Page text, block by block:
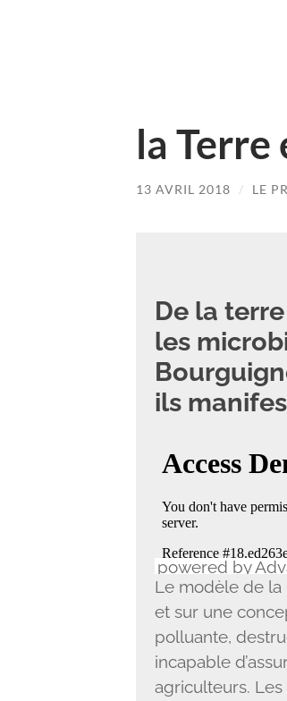
la Terre
13 AVRIL 2018 / LE
De la
les
ils
powered by
Le modèle de la
et sur une
polluante,
incapable
agriculteurs.